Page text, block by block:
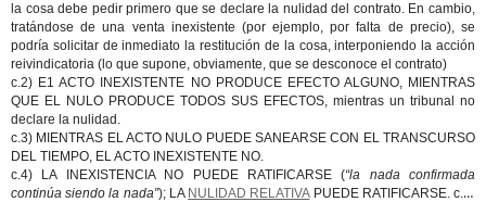
la cosa debe pedir primero que se declare la nulidad del contrato. En cambio,
tratándose de una venta inexistente (por ejemplo, por falta de precio), se
podría solicitar de inmediato la restitución de la cosa, interponiendo la acción
reivindicatoria (lo que supone, obviamente, que se desconoce el contrato)
c.2) E1 ACTO INEXISTENTE NO PRODUCE EFECTO ALGUNO, MIENTRAS
QUE EL NULO PRODUCE TODOS SUS EFECTOS, mientras un tribunal no
declare la nulidad.
c.3) MIENTRAS EL ACTO NULO PUEDE SANEARSE CON EL TRANSCURSO
DEL TIEMPO, EL ACTO INEXISTENTE NO.
c.4) LA INEXISTENCIA NO PUEDE RATIFICARSE (“la nada confirmada
continúa siendo la nada”); LA NULIDAD RELATIVAPUEDE RATIFICARSE. c.5)